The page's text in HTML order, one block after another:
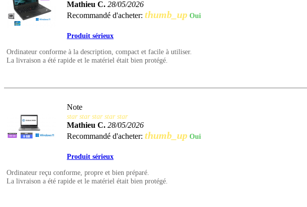
Mathieu C. 28/05/2026
Recommandé d'acheter: thumb_up Oui
Produit sérieux
Ordinateur conforme à la description, compact et facile à utiliser.
La livraison a été rapide et le matériel était bien protégé.
Note
star star star star star
Mathieu C. 28/05/2026
Recommandé d'acheter: thumb_up Oui
Produit sérieux
Ordinateur reçu conforme, propre et bien préparé.
La livraison a été rapide et le matériel était bien protégé.